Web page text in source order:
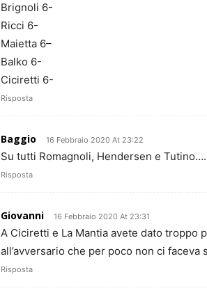
Brignoli 6-
Ricci 6-
Maietta 6–
Balko 6-
Ciciretti 6-
Risposta
Baggio 16 Febbraio 2020 At 23:22
Su tutti Romagnoli, Hendersen e
Risposta
Giovanni 16 Febbraio 2020 At 23:31
A Ciciretti e La Mantia avete dato troppo
all’avversario che per poco non ci faceva
Risposta